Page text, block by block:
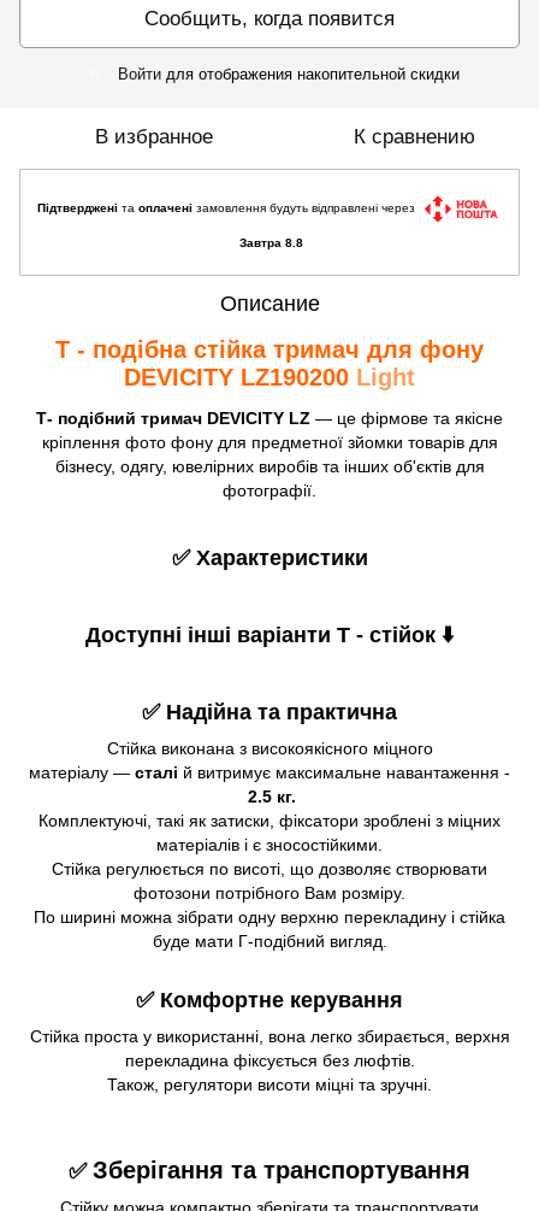
Сообщить, когда появится
Войти для отображения накопительной скидки
В избранное К сравнению
Підтверджені та оплачені замовлення будуть відправлені через
Завтра 8.8
Описание
Т - подібна стійка тримач для фону
DEVICITY LZ190200 Light
Т- подібний тримач DEVICITY LZ — це фірмове та якісне
кріплення фото фону для предметної зйомки товарів для
бізнесу, одягу, ювелірних виробів та інших об'єктів для
фотографії.
✅ Характеристики
Доступні інші варіанти Т - стійок ⬇️
✅ Надійна та практична
Стійка виконана з високоякісного міцного
матеріалу — сталі й витримує максимальне навантаження -
2.5 кг.
Комплектуючі, такі як затиски, фіксатори зроблені з міцних
матеріалів і є зносостійкими.
Стійка регулюється по висоті, що дозволяє створювати
фотозони потрібного Вам розміру.
По ширині можна зібрати одну верхню перекладину і стійка
буде мати Г-подібний вигляд.
✅ Комфортне керування
Стійка проста у використанні, вона легко збирається, верхня
перекладина фіксується без люфтів.
Також, регулятори висоти міцні та зручні.
✅ Зберігання та транспортування
Стійку можна компактно зберігати та транспортувати